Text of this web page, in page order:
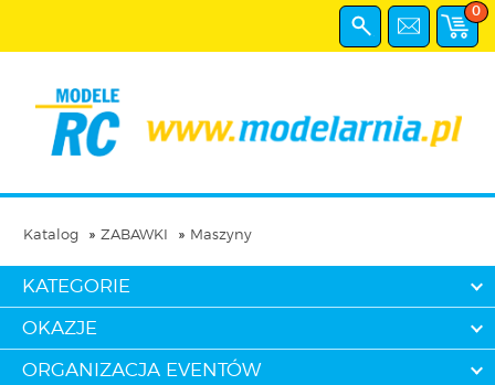
0
Katalog ZABAWKI Maszyny
KATEGORIE
OKAZJE
ORGANIZACJA EVENTÓW